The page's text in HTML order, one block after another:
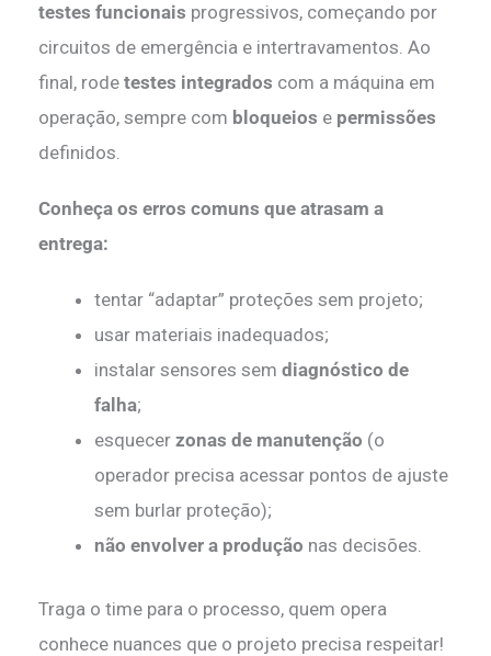
testes funcionais progressivos, começando por
circuitos de emergência e intertravamentos. Ao
final, rode testes integrados com a máquina em
operação, sempre com bloqueios e permissões
definidos.
Conheça os erros comuns que atrasam a
entrega:
tentar “adaptar” proteções sem projeto;
usar materiais inadequados;
instalar sensores sem diagnóstico de
falha;
esquecer zonas de manutenção (o
operador precisa acessar pontos de ajuste
sem burlar proteção);
não envolver a produção nas decisões.
Traga o time para o processo, quem opera
conhece nuances que o projeto precisa respeitar!